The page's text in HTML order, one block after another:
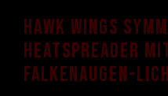
Hawk Wings
Heatspreader
Falkenaugen-